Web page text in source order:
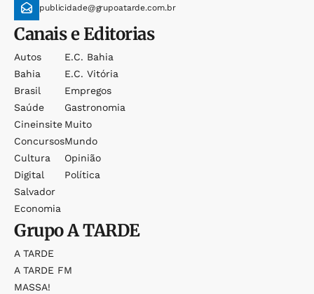
publicidade@grupoatarde.com.br
Canais e Editorias
Autos
Bahia
Brasil
Saúde
Cineinsite
Concursos
Cultura
Digital
Salvador
Economia
E.c. Bahia
E.c. Vitória
Empregos
Gastronomia
Muito
Mundo
Opinião
Política
GrupoA TARDE
A TARDE
A TARDE FM
MASSA!